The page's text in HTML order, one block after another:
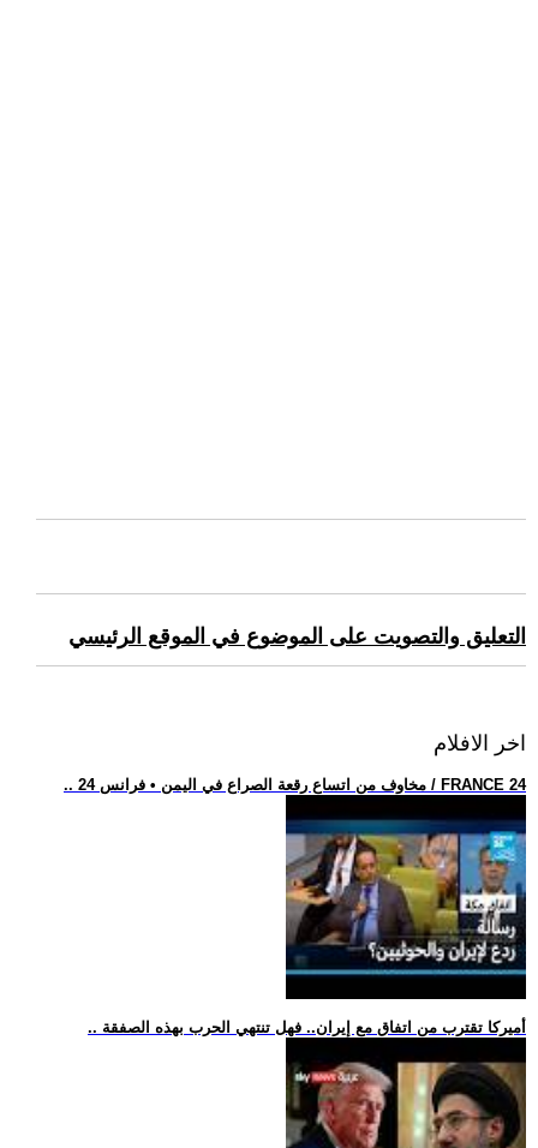
التعليق والتصويت على الموضوع في الموقع الرئيسي
اخر الافلام
.. مخاوف من اتساع رقعة الصراع في اليمن • فرانس 24 / FRANCE 24
.. أميركا تقترب من اتفاق مع إيران.. فهل تنتهي الحرب بهذه الصفقة